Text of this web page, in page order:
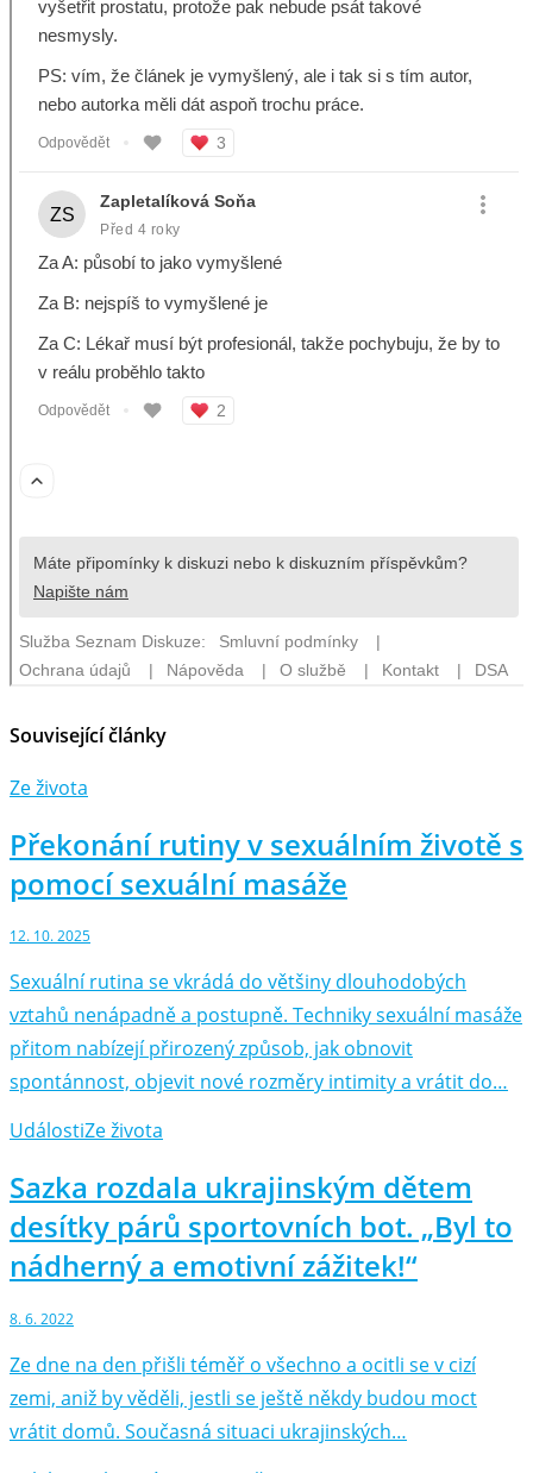
Související články
Ze života
Překonání rutiny v sexuálním životě s
pomocí sexuální masáže
12. 10. 2025
Sexuální rutina se vkrádá do většiny dlouhodobých
vztahů nenápadně a postupně. Techniky sexuální masáže
přitom nabízejí přirozený způsob, jak obnovit
spontánnost, objevit nové rozměry intimity a vrátit do…
UdálostiZe života
Sazka rozdala ukrajinským dětem
desítky párů sportovních bot. „Byl to
nádherný a emotivní zážitek!“
8. 6. 2022
Ze dne na den přišli téměř o všechno a ocitli se v cizí
zemi, aniž by věděli, jestli se ještě někdy budou moct
vrátit domů. Současná situaci ukrajinských…